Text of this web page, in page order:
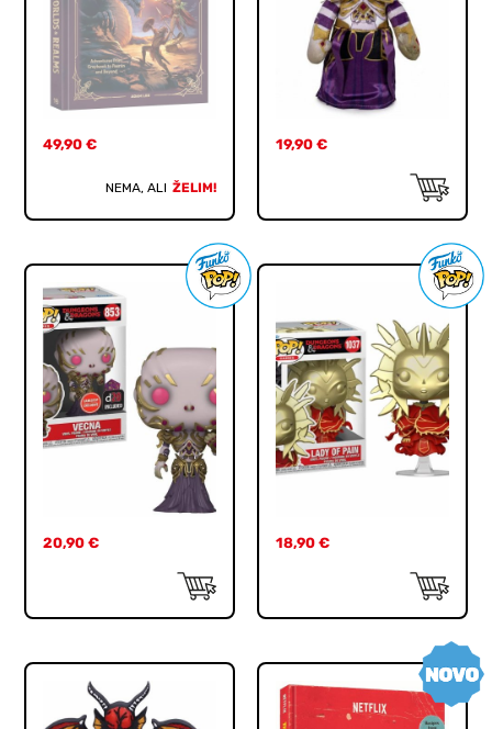
49,90€
NEMA, ALI ŽELIM!
19,90 €
20,90€ 18,90 €